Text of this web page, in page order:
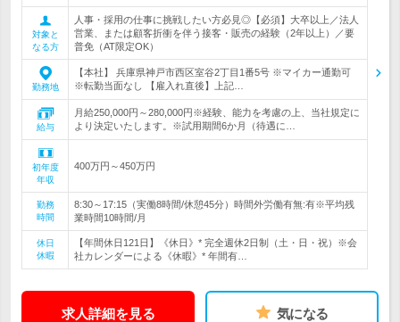
対象と
なる方
人事・採用の仕事に挑戦したい方必見◎【必須】大卒以上／法人
営業、または顧客折衝を伴う接客・販売の経験（2年以上）／要
普免（AT限定OK）
勤務地
【本社】 兵庫県神戸市西区室谷2丁目1番5号 ※マイカー通勤可
※転勤当面なし 【雇入れ直後】上記…
給与
月給250,000円～280,000円※経験、能力を考慮の上、当社規定に
より決定いたします。※試用期間6か月（待遇に…
初年度
年収
400万円～450万円
勤務
時間
8:30～17:15（実働8時間/休憩45分）時間外労働有無:有※平均残
業時間10時間/月
休日
休暇
【年間休日121日】《休日》* 完全週休2日制（土・日・祝）※会
社カレンダーによる《休暇》* 年間有…
求人詳細を見る 気になる